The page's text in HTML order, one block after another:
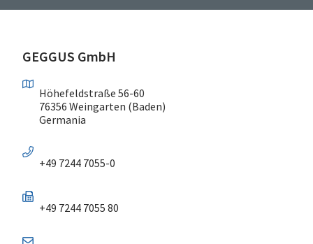
GEGGUS GmbH
Höhefeldstraße 56-60
76356 Weingarten (Baden)
Germania
+49 7244 7055-0
+49 7244 7055 80